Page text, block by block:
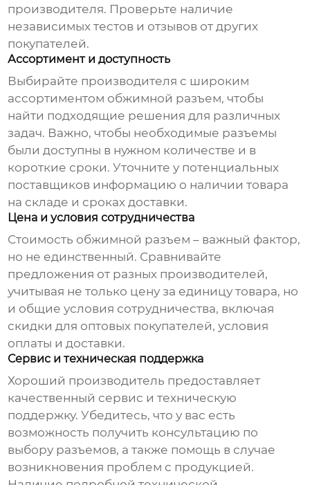
производителя. Проверьте наличие
независимых тестов и отзывов от других
покупателей.
Ассортимент и доступность
Выбирайте производителя с широким
ассортиментом обжимной разъем, чтобы
найти подходящие решения для различных
задач. Важно, чтобы необходимые разъемы
были доступны в нужном количестве и в
короткие сроки. Уточните у потенциальных
поставщиков информацию о наличии товара
на складе и сроках доставки.
Цена и условия сотрудничества
Стоимость обжимной разъем – важный фактор,
но не единственный. Сравнивайте
предложения от разных производителей,
учитывая не только цену за единицу товара, но
и общие условия сотрудничества, включая
скидки для оптовых покупателей, условия
оплаты и доставки.
Сервис и техническая поддержка
Хороший производитель предоставляет
качественный сервис и техническую
поддержку. Убедитесь, что у вас есть
возможность получить консультацию по
выбору разъемов, а также помощь в случае
возникновения проблем с продукцией.